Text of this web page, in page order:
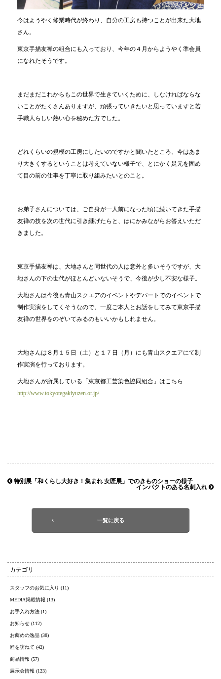
今はようやく修業時代が終わり、自分の工房も持つことが出来た大地
さん。
東京手描友禅の組合にも入っており、今年の４月からようやく準会員
になれたそうです。
まだまだこれからもこの世界で生きていくために、しなければならな
いことがたくさんありますが、頑張っていきたいと思っていますと若
手職人らしい熱い心を秘めた方でした。
どれくらいの規模の工房にしたいのですかと聞いたところ、今はあま
り大きくするということは考えていない様子で、とにかく足元を固め
て目の前の仕事を丁寧に取り組みたいとのこと。
お弟子さんについては、ご自身が一人前になった頃に続いてきた手描
友禅の技を次の世代に引き継げたらと、はにかみながらお答えいただ
きました。
東京手描友禅は、大地さんと同世代の人は意外と多いそうですが、大
地さんの下の世代がほとんどいないそうで、今後が少し不安な様子。
大地さんは今後も青山スクエアのイベントやデパートでのイベントで
制作実演をしてくそうなので、一度ご本人とお話をしてみて東京手描
友禅の世界をのぞいてみるのもいいかもしれません。
大地さんは８月１５日（土）と１７日（月）にも青山スクエアにて制
作実演を行っております。
大地さんが所属している「東京都工芸染色協同組合」はこちら
http://www.tokyotegakiyuzen.or.jp/
特別展「和くらし大好き！集まれ 女匠展」でのきものショーの様子
インパクトのある名刺入れ
一覧に戻る
カテゴリ
スタッフのお気に入り (11)
MEDIA掲載情報 (13)
お手入れ方法 (1)
お知らせ (112)
お薦めの逸品 (38)
匠を訪ねて (42)
商品情報 (57)
展示会情報 (123)